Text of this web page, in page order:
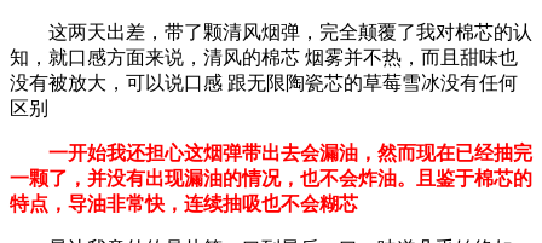
这两天出差，带了颗清风烟弹，完全颠覆了我对棉芯的认
知，就口感方面来说，清风的棉芯 烟雾并不热，而且甜味也
没有被放大，可以说口感 跟无限陶瓷芯的草莓雪冰没有任何
区别
一开始我还担心这烟弹带出去会漏油，然而现在已经抽完
一颗了，并没有出现漏油的情况，也不会炸油。且鉴于棉芯的
特点，导油非常快，连续抽吸也不会糊芯